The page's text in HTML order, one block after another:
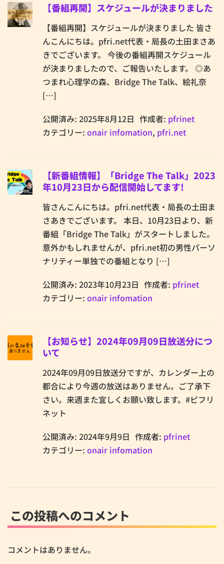
【番組再開】スケジュールが決まりました
【番組再開】スケジュールが決まりました 皆さ
んこんにちは。pfri.net代表・局長の土田まさあ
きでございます。 今後の番組再開スケジュール
が決まりましたので、ご報告いたします。 ◎あ
つまれ心理学の森、Bridge The Talk、絵礼奈
[…]
公開済み: 2025年8月12日 作成者: pfrinet
カテゴリー: onair infomation, pfri.net
【新番組情報】「Bridge The Talk」2023
年10月23日から配信開始してます!
皆さんこんにちは。pfri.net代表・局長の土田ま
さあきでございます。 本日、10月23日より、新
番組「Bridge The Talk」がスタートしました。
意外かもしれませんが、pfri.net初の男性パーソ
ナリティー単独での番組となり […]
公開済み: 2023年10月23日 作成者: pfrinet
カテゴリー: onair infomation
【お知らせ】2024年09月09日放送分につ
いて
2024年09月09日放送分ですが、カレンダー上の
都合により今週の放送はありません。ご了承下
さい。来週また宜しくお願い致します。#ピフリ
ネット
公開済み: 2024年9月9日 作成者: pfrinet
カテゴリー: onair infomation
この投稿へのコメント
コメントはありません。